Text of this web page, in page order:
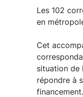
Les 102
en
Cet
situation de
répondre à
financement.